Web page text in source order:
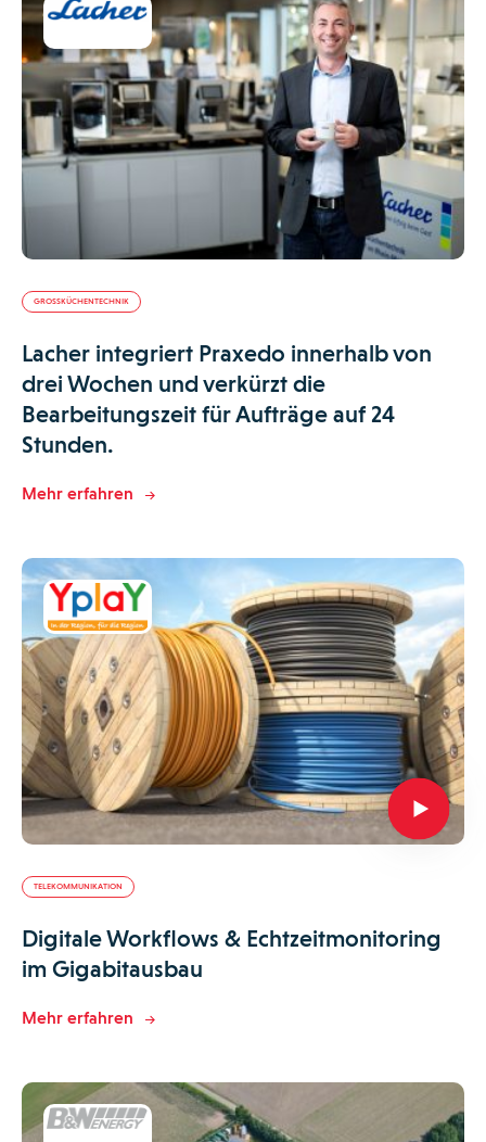
GROSSKÜCHENTECHNIK
Lacher integriert Praxedo innerhalb von
drei Wochen und verkürzt die
Bearbeitungszeit für Aufträge auf 24
Stunden.
Mehr erfahren
TELEKOMMUNIKATION
Digitale Workflows & Echtzeitmonitoring
im Gigabitausbau
Mehr erfahren